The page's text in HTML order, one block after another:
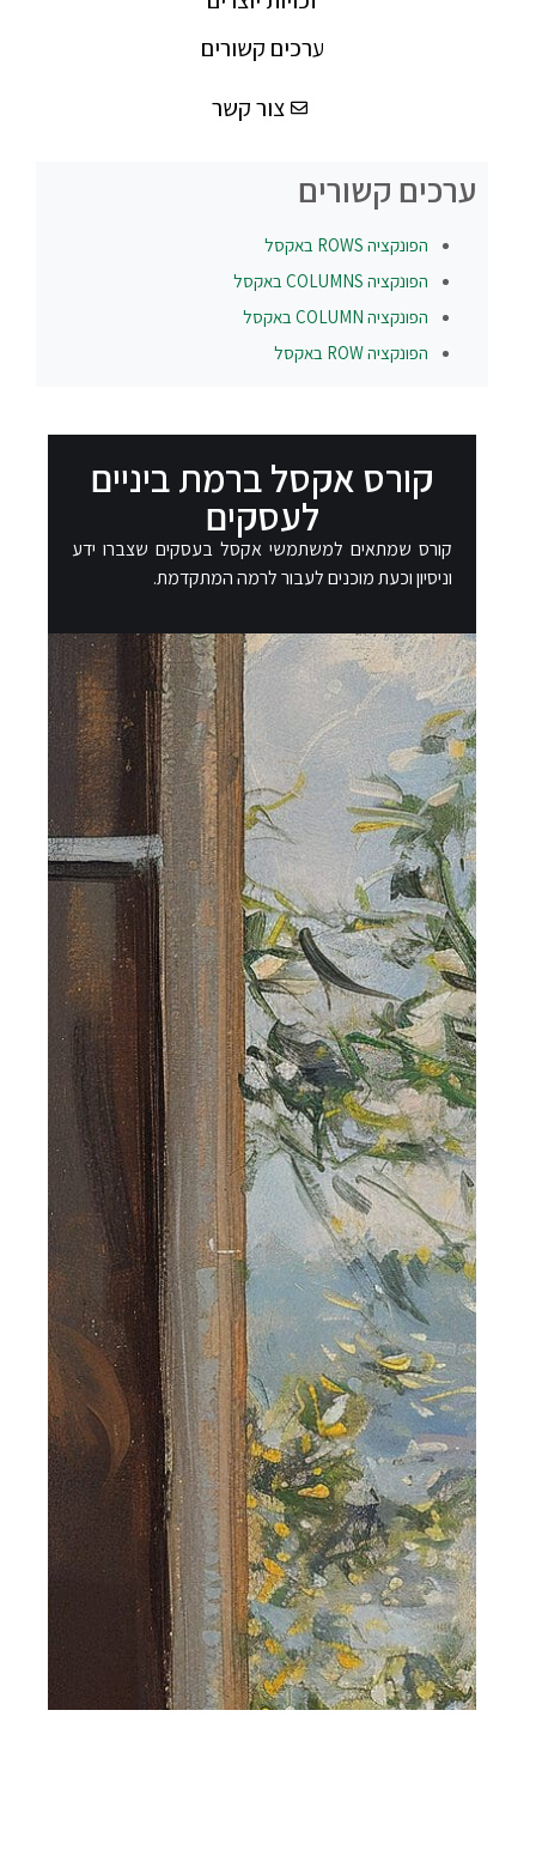
ערכים קשורים
צור קשר
ערכים קשורים
הפונקציה ROWS באקסל
הפונקציה COLUMNS באקסל
הפונקציה COLUMN באקסל
הפונקציהROW באקסל
קורס אקסל ברמת ביניים
לעסקים
קורס שמתאים למשתמשי אקסל בעסקים שצברו ידע
וניסיון וכעת מוכנים לעבור לרמה המתקדמת.